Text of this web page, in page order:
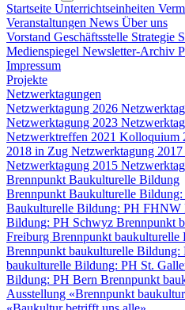
Startseite Unterrichtseinheiten
Veranstaltungen News Über uns
Vorstand Geschäftsstelle Strategie
Medienspiegel Newsletter-Archiv
Impressum
Projekte
Netzwerktagungen
Netzwerktagung 2026
Netzwerktagung 2023
Netzwerktreffen 2021 Kolloquium
2018 in Zug Netzwerktagung 2017
Netzwerktagung 2015
Brennpunkt Baukulturelle Bildung
Brennpunkt Baukulturelle
Baukulturelle Bildung: PH FHNW
Bildung: PH Schwyz Brennpunkt
Freiburg Brennpunkt baukulturelle
Brennpunkt baukulturelle Bildung:
baukulturelle Bildung: PH St.
Bildung: PH Bern Brennpunkt
Ausstellung «Brennpunkt